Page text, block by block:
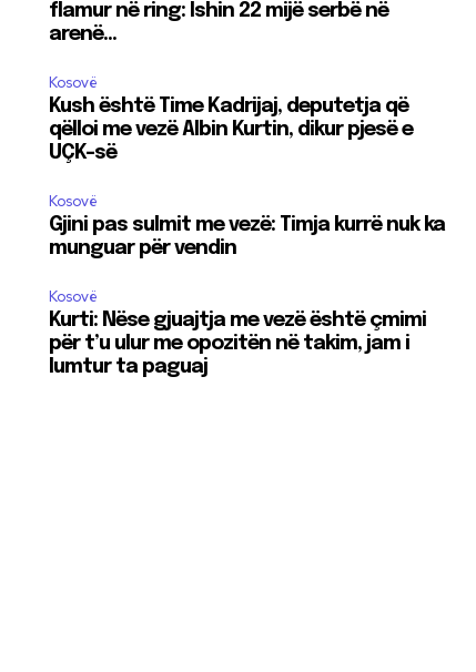
flamur në ring: Ishin 22 mijë serbë në
arenë…
Kosovë
Kush është Time Kadrijaj, deputetja që
qëlloi me vezë Albin Kurtin, dikur pjesë e
UÇK-së
Kosovë
Gjini pas sulmit me vezë: Timja kurrë nuk ka
munguar për vendin
Kosovë
Kurti: Nëse gjuajtja me vezë është çmimi
për t’u ulur me opozitën në takim, jam i
lumtur ta paguaj